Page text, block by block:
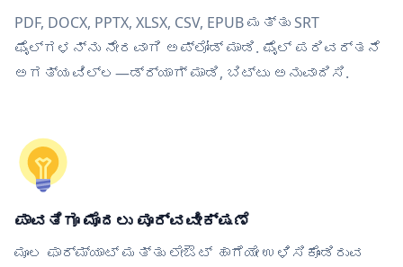
PDF, DOCX, PPTX, XLSX, CSV, EPUB ಮತ್ತು SRT
ಫೈಲ್‌ಗಳನ್ನು ನೇರವಾಗಿ ಅಪ್ಲೋಡ್ ಮಾಡಿ. ಫೈಲ್ ಪರಿವರ್ತನೆ
ಅಗತ್ಯವಿಲ್ಲ—ಡ್ರ್ಯಾಗ್ ಮಾಡಿ, ಬಿಟ್ಟು ಅನುವಾದಿಸಿ.
ಪಾವತಿಗೂ ಮೊದಲು ಪೂರ್ವವೀಕ್ಷಣೆ
ಮೂಲ ಫಾರ್ಮ್ಯಾಟ್ ಮತ್ತು ಲೇಔಟ್ ಹಾಗೆಯೇ ಉಳಿಸಿಕೊಂಡಿರುವ